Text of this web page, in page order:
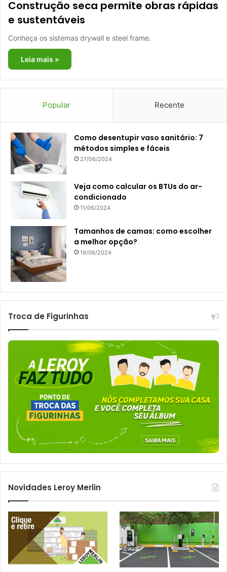
Construção seca permite obras rápidas
e sustentáveis
Conheça os sistemas drywall e steel frame.
Leia mais »
Popular Recente
Como desentupir vaso sanitário: 7
métodos simples e fáceis
27/06/2024
Veja como calcular os BTUs do ar-
condicionado
11/06/2024
Tamanhos de camas: como escolher
a melhor opção?
19/06/2024
Troca de Figurinhas
Novidades Leroy Merlin